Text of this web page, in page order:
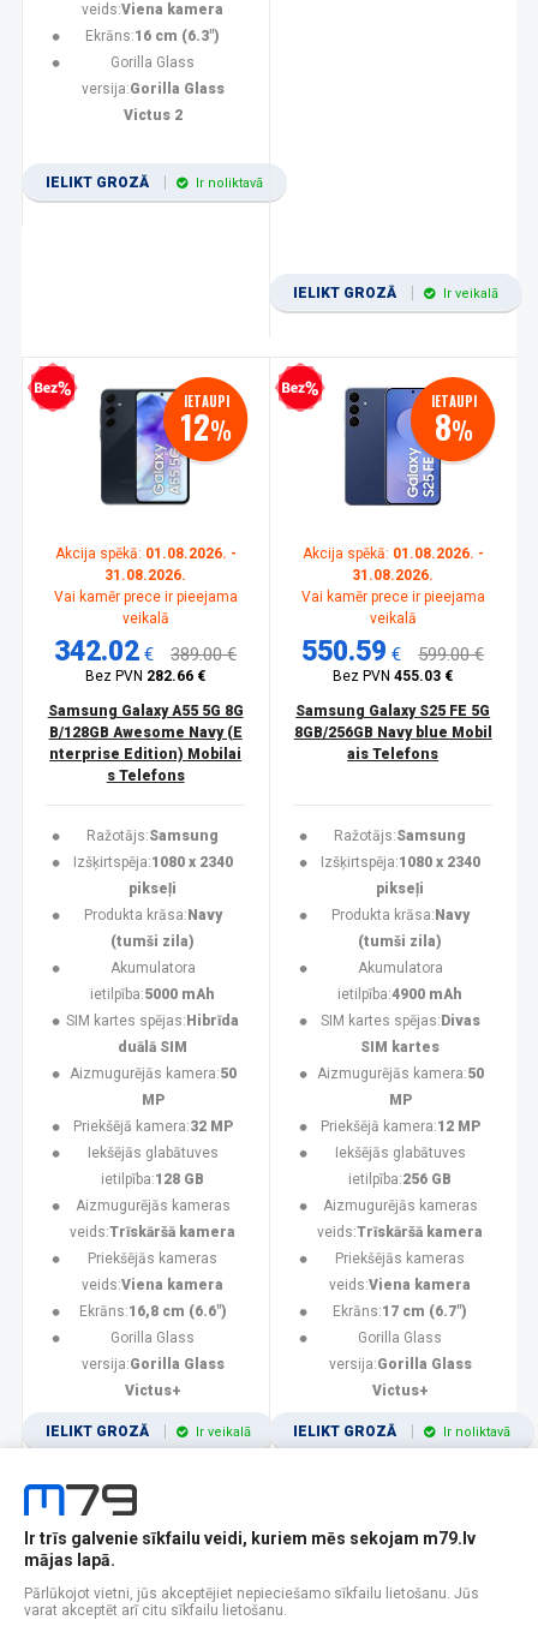
veids:Viena kamera
Ekrāns:16 cm (6.3")
Gorilla Glass
versija:Gorilla Glass
Victus 2
IELIKT GROZĀ Ir noliktavā
IELIKT GROZĀ Ir veikalā
kredīts IETAUPI
12%
Akcija spēkā: 01.08.2026. -
31.08.2026.
Vai kamēr prece ir pieejama
veikalā
342.02 € 389.00 €
Bez PVN 282.66 €
Samsung Galaxy A55 5G 8G
B/128GB Awesome Navy (E
nterprise Edition) Mobilai
s Telefons
Ražotājs:Samsung
Izšķirtspēja:1080 x 2340
pikseļi
Produkta krāsa: Navy
(tumši zila)
Akumulatora
ietilpība:5000 mAh
SIM kartes spējas: Hibrīda
duālā SIM
Aizmugurējās kamera:50
MP
Priekšējā kamera:32 MP
Iekšējās glabātuves
ietilpība:128 GB
Aizmugurējās kameras
veids:Trīskāršā kamera
Priekšējās kameras
veids:Viena kamera
Ekrāns:16,8 cm (6.6")
Gorilla Glass
versija:Gorilla Glass
Victus+
IELIKT GROZĀ Ir veikalā
Bezprocentu kredīts IETAUPI
8%
Akcija spēkā: 01.08.2026. -
31.08.2026.
Vai kamēr prece ir pieejama
veikalā
550.59 € 599.00 €
Bez PVN455.03 €
Samsung Galaxy S25 FE 5G
8GB/256GB Navy blue Mobil
ais Telefons
Ražotājs:Samsung
Izšķirtspēja:1080 x 2340
pikseļi
Produkta krāsa: Navy
(tumši zila)
Akumulatora
ietilpība:4900 mAh
SIM kartes spējas: Divas
SIM kartes
Aizmugurējās kamera:50
MP
Priekšējā kamera:12 MP
Iekšējās glabātuves
ietilpība:256 GB
Aizmugurējās kameras
veids:Trīskāršā kamera
Priekšējās kameras
veids:Viena kamera
Ekrāns:17 cm (6.7")
Gorilla Glass
versija:Gorilla Glass
Victus+
IELIKT GROZĀ Ir noliktavā
1 2 3 4 5 6 7 8 9 10 11
Popularitātes Rādīt 12
Ir trīs galvenie sīkfailu veidi, kuriem mēs sekojam m79.lv
mājas lapā.
Pārlūkojot vietni, jūs akceptējiet nepieciešamo sīkfailu lietošanu. Jūs
varat akceptēt arī citu sīkfailu lietošanu.